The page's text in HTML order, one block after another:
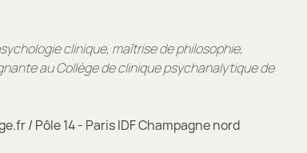
clinique, maîtrise de philosophie,
au Collège de clinique psychanalytique de
/ Pôle 14 - Paris IDF Champagne nord